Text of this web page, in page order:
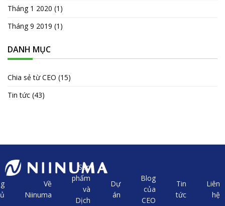
Tháng 1 2020 (1)
Tháng 9 2019 (1)
DANH MỤC
Chia sẻ từ CEO (15)
Tin tức (43)
Về
Niinuma
Sản
phẩm
và
Dịch
Dự
án
Blog
của
CEO
Tin
tức
Liên
hệ